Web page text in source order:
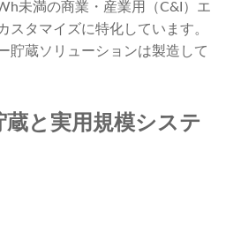
未満の商業・産業用（C&I）エ
スタマイズに特化しています。
貯蔵ソリューションは製造して
と実用規模システ